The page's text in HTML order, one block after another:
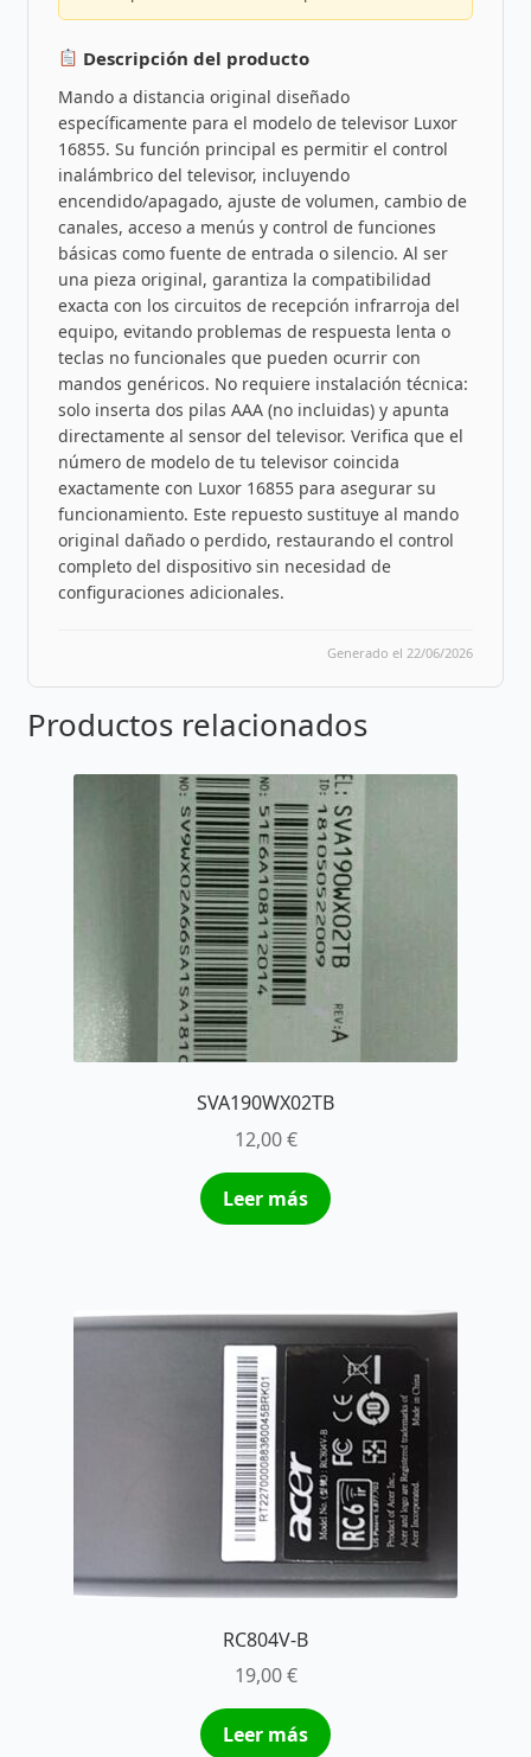
Descripción del producto
Mando a distancia original diseñado
específicamente para el modelo de televisor Luxor
16855. Su función principal es permitir el control
inalámbrico del televisor, incluyendo
encendido/apagado, ajuste de volumen, cambio de
canales, acceso a menús y control de funciones
básicas como fuente de entrada o silencio. Al ser
una pieza original, garantiza la compatibilidad
exacta con los circuitos de recepción infrarroja del
equipo, evitando problemas de respuesta lenta o
teclas no funcionales que pueden ocurrir con
mandos genéricos. No requiere instalación técnica:
solo inserta dos pilas AAA (no incluidas) y apunta
directamente al sensor del televisor. Verifica que el
número de modelo de tu televisor coincida
exactamente con Luxor 16855 para asegurar su
funcionamiento. Este repuesto sustituye al mando
original dañado o perdido, restaurando el control
completo del dispositivo sin necesidad de
configuraciones adicionales.
Generado el 22/06/2026
Productos relacionados
SVA190WX02TB
12,00€
Leer más
RC804V-B
19,00€
Leer más